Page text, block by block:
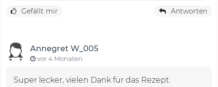
Gefällt mir Antworten
Annegret W_005
vor 4 Monaten
Super lecker, vielen Dank für das Rezept.